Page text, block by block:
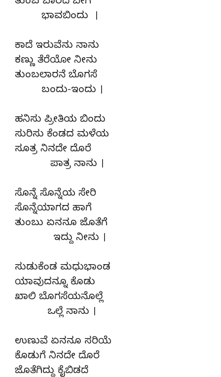
ಭಾವಬಿಂದು ।
ಕಾದೆ ಇರುವೆನು ನಾನು
ಕಣ್ಣು ತೆರೆಯೋ ನೀನು
ತುಂಬಲಾರನೆ ಬೊಗಸೆ
ಬಂದು-ಇಂದು ।
ಹನಿಸು ಪ್ರೀತಿಯ ಬಿಂದು
ಸುರಿಸು ಕೆಂಡದ ಮಳೆಯ
ಸೂತ್ರ ನಿನದೇ ದೊರೆ
ಪಾತ್ರ ನಾನು ।
ಸೊನ್ನೆ ಸೊನ್ನೆಯ ಸೇರಿ
ಸೊನ್ನೆಯಾಗದ ಹಾಗೆ
ತುಂಬು ಏನನೂ ಜೊತೆಗೆ
ಇದ್ದು ನೀನು ।
ಸುಡುಕೆಂಡ ಮಧುಭಾಂಡ
ಯಾವುದನ್ನೂ ಕೊಡು
ಖಾಲಿ ಬೊಗಸೆಯನೊಲ್ಲೆ
ಒಲ್ಲೆ ನಾನು ।
ಉಣುವೆ ಏನನೂ ಸರಿಯೆ
ಕೊಡುಗೆ ನಿನದೇ ದೊರೆ
ಜೊತೆಗಿದ್ದು ಕೈಬಿಡದೆ